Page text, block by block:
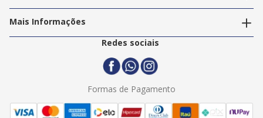
Trabalhe Conosco
Política de Privacidade
Termos e Condições
Politica de Entrega
Mais Informações
2ª Via Nota Fiscal
Redes sociais
Formas de Pagamento